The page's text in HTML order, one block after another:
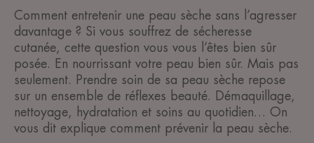
Comment entretenir une peau sèche sans l’agresser
davantage ? Si vous souffrez de sécheresse
cutanée, cette question vous vous l’êtes bien sûr
posée. En nourrissant votre peau bien sûr. Mais pas
seulement. Prendre soin de sa peau sèche repose
sur un ensemble de réflexes beauté. Démaquillage,
nettoyage, hydratation et soins au quotidien… On
vous dit explique comment prévenir la peau sèche.